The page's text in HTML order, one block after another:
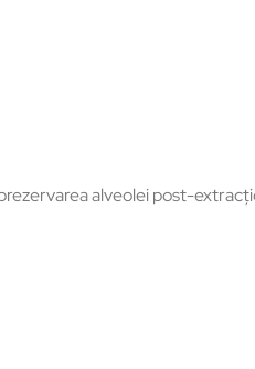
alveolei post-